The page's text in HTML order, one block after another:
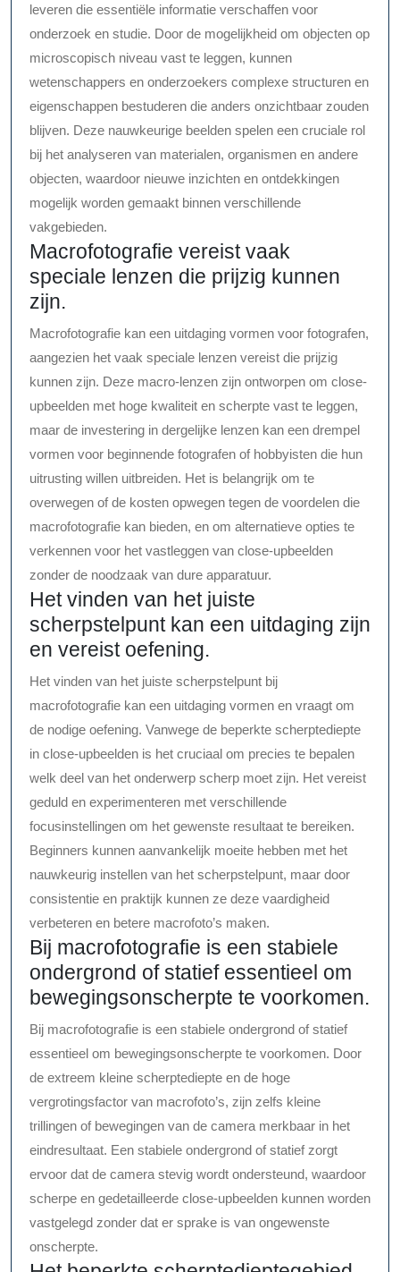
leveren die essentiële informatie verschaffen voor
onderzoek en studie. Door de mogelijkheid om objecten op
microscopisch niveau vast te leggen, kunnen
wetenschappers en onderzoekers complexe structuren en
eigenschappen bestuderen die anders onzichtbaar zouden
blijven. Deze nauwkeurige beelden spelen een cruciale rol
bij het analyseren van materialen, organismen en andere
objecten, waardoor nieuwe inzichten en ontdekkingen
mogelijk worden gemaakt binnen verschillende
vakgebieden.
Macrofotografie vereist vaak
speciale lenzen die prijzig kunnen
zijn.
Macrofotografie kan een uitdaging vormen voor fotografen,
aangezien het vaak speciale lenzen vereist die prijzig
kunnen zijn. Deze macro-lenzen zijn ontworpen om close-
upbeelden met hoge kwaliteit en scherpte vast te leggen,
maar de investering in dergelijke lenzen kan een drempel
vormen voor beginnende fotografen of hobbyisten die hun
uitrusting willen uitbreiden. Het is belangrijk om te
overwegen of de kosten opwegen tegen de voordelen die
macrofotografie kan bieden, en om alternatieve opties te
verkennen voor het vastleggen van close-upbeelden
zonder de noodzaak van dure apparatuur.
Het vinden van het juiste
scherpstelpunt kan een uitdaging zijn
en vereist oefening.
Het vinden van het juiste scherpstelpunt bij
macrofotografie kan een uitdaging vormen en vraagt om
de nodige oefening. Vanwege de beperkte scherptediepte
in close-upbeelden is het cruciaal om precies te bepalen
welk deel van het onderwerp scherp moet zijn. Het vereist
geduld en experimenteren met verschillende
focusinstellingen om het gewenste resultaat te bereiken.
Beginners kunnen aanvankelijk moeite hebben met het
nauwkeurig instellen van het scherpstelpunt, maar door
consistentie en praktijk kunnen ze deze vaardigheid
verbeteren en betere macrofoto’s maken.
Bij macrofotografie is een stabiele
ondergrond of statief essentieel om
bewegingsonscherpte te voorkomen.
Bij macrofotografie is een stabiele ondergrond of statief
essentieel om bewegingsonscherpte te voorkomen. Door
de extreem kleine scherptediepte en de hoge
vergrotingsfactor van macrofoto’s, zijn zelfs kleine
trillingen of bewegingen van de camera merkbaar in het
eindresultaat. Een stabiele ondergrond of statief zorgt
ervoor dat de camera stevig wordt ondersteund, waardoor
scherpe en gedetailleerde close-upbeelden kunnen worden
vastgelegd zonder dat er sprake is van ongewenste
onscherpte.